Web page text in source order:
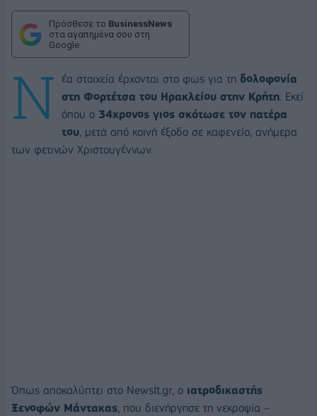
Πρόσθεσε το BusinessNews
στα αγαπημένα σου στη
Google
Ν έα στοιχεία έρχονται στο φως για τη δολοφονία
στη Φορτέτσα του Ηρακλείου στην Κρήτη. Εκεί
όπου ο 34χρονος γιος σκότωσε τον πατέρα
του , μετά από κοινή έξοδο σε καφενείο, ανήμερα
των φετινών Χριστουγέννων.
Όπως αποκαλύπτει στο NewsIt.gr, ο ιατροδικαστής
Ξενοφών Μάντακας, που διενήργησε τη νεκροψία –